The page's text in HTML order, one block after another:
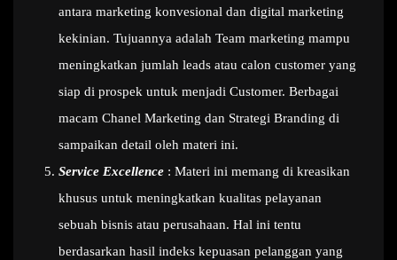
antara marketing konvesional dan digital marketing
kekinian. Tujuannya adalah Team marketing mampu
meningkatkan jumlah leads atau calon customer yang
siap di prospek untuk menjadi Customer. Berbagai
macam Chanel Marketing dan Strategi Branding di
sampaikan detail oleh materi ini.
Service Excellence : Materi ini memang di kreasikan
khusus untuk meningkatkan kualitas pelayanan
sebuah bisnis atau perusahaan. Hal ini tentu
berdasarkan hasil indeks kepuasan pelanggan yang